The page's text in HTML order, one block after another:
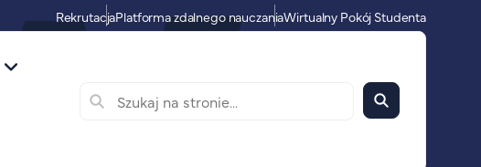
RekrutacjaPlatforma zdalnego nauczaniaWirtualny Pokój Studenta